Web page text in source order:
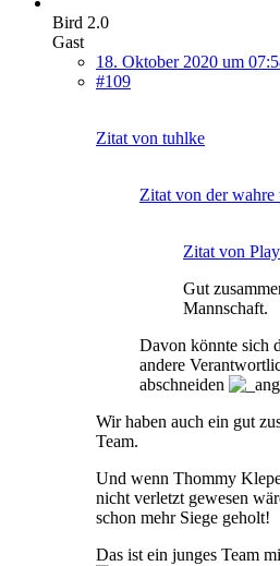
Bird 2.0
Gast
18. Oktober 2020 um
#109
Zitat von tuhlke
Zitat von der wahre
Zitat von
Gut
Mannschaft.
Davon könnte sich
andere
abschneiden
Wir haben auch ein gut
Team.
Und wenn Thommy
nicht verletzt gewesen
schon mehr Siege geholt!
Das ist ein junges Team